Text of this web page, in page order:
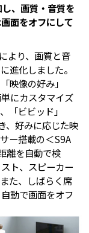
、画質・音質を
面をオフにして
より、画質と音
進化しました。
映像の好み」
にカスタマイズ
「ビビッド」
、好みに応じた映
ー搭載の＜S9A
離を自動で検
ト、スピーカー
た、しばらく席
動で画面をオフ